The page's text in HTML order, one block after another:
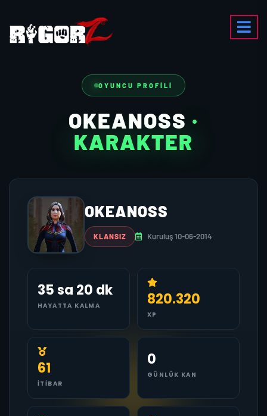
OYUNCU PROFILI
OKEANOSS ·
KARAKTER
OKEANOSS
KLANSIZ Kuruluş 10-06-2014
35 sa 20 dk
HAYATTA KALMA 820.320
XP
61
İTIBAR
0
GÜNLÜK KAN